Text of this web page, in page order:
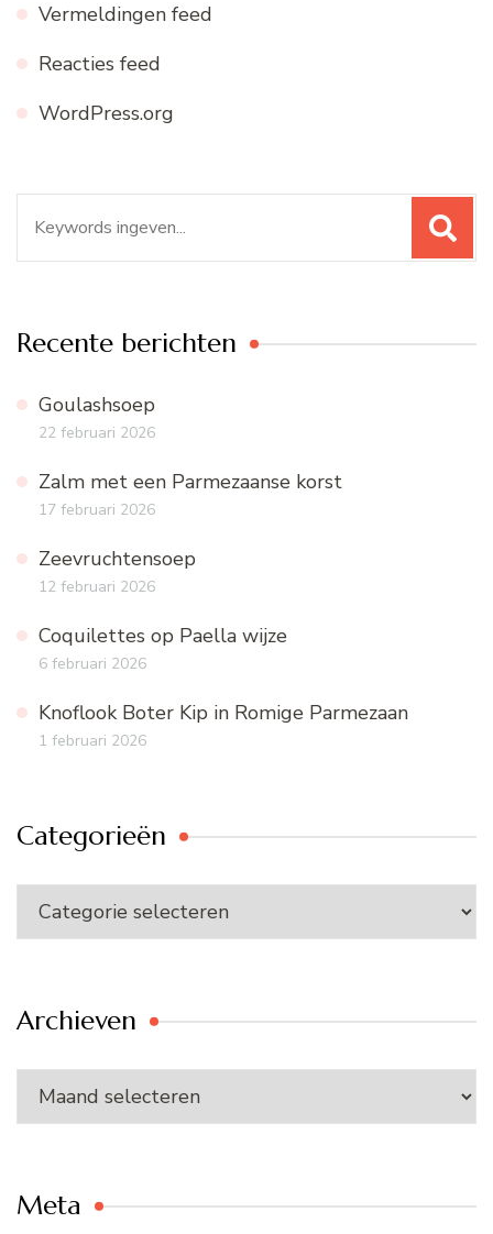
Vermeldingen feed
Reacties feed
WordPress.org
naar:
Recente berichten
Goulashsoep
22 februari 2026
Zalm met een Parmezaanse korst
17 februari 2026
Zeevruchtensoep
12 februari 2026
Coquilettes op Paella wijze
6 februari 2026
Knoflook Boter Kip in Romige Parmezaan
1 februari 2026
Categorieën
Categorieën
Archieven
Archieven
Meta